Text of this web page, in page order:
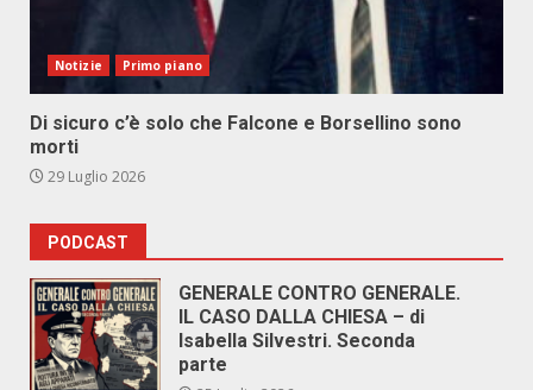
Notizie Primo piano
Di sicuro c’è solo che Falcone e Borsellino sono
morti
29 Luglio 2026
PODCAST
GENERALE CONTRO GENERALE.
IL CASO DALLA CHIESA – di
Isabella Silvestri. Seconda
parte